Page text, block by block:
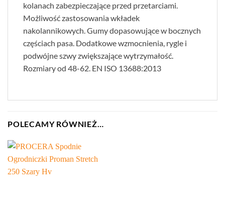
kolanach zabezpieczające przed przetarciami.
Możliwość zastosowania wkładek
nakolannikowych. Gumy dopasowujące w bocznych
częściach pasa. Dodatkowe wzmocnienia, rygle i
podwójne szwy zwiększające wytrzymałość.
Rozmiary od 48-62. EN ISO 13688:2013
POLECAMY RÓWNIEŻ…